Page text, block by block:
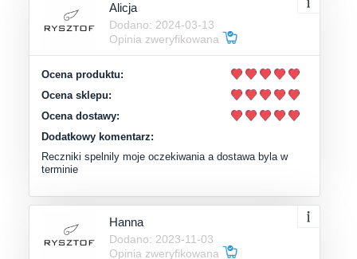
Alicja
Dodano: 2024-03-13
Opinia zweryfikowana
Ocena produktu:
Ocena sklepu:
Ocena dostawy:
Dodatkowy komentarz:
Reczniki spelnily moje oczekiwania a dostawa byla w
terminie
Hanna
Dodano: 2023-11-03
Opinia zweryfikowana